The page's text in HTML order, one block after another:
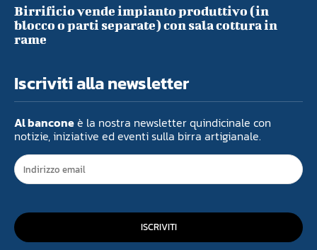
Birrificio vende impianto produttivo (in
blocco o parti separate) con sala cottura in
rame
Iscriviti alla newsletter
Al banconeè la nostra newsletter quindicinale con
notizie, iniziative ed eventi sulla birra artigianale.
ISCRIVITI